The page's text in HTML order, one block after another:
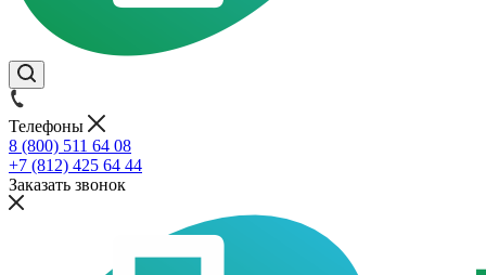
Телефоны
8 (800) 511 64 08
+7 (812) 425 64 44
Заказать звонок